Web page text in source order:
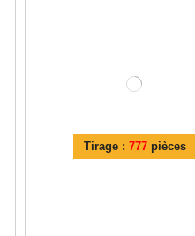
Tirage : 777pièces